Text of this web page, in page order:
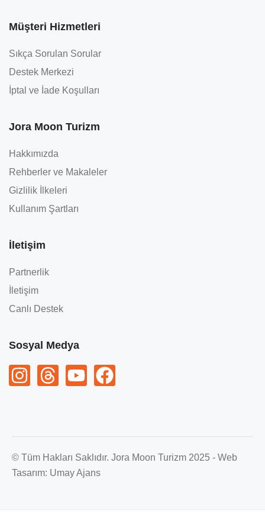
Müşteri Hizmetleri
Sıkça Sorulan Sorular
Destek Merkezi
İptal ve İade Koşulları
Jora Moon Turizm
Hakkımızda
Rehberler ve Makaleler
Gizlilik İlkeleri
Kullanım Şartları
İletişim
Partnerlik
İletişim
Canlı Destek
Sosyal Medya
© Tüm Hakları Saklıdır. Jora Moon Turizm 2025 - Web
Tasarım: Umay Ajans